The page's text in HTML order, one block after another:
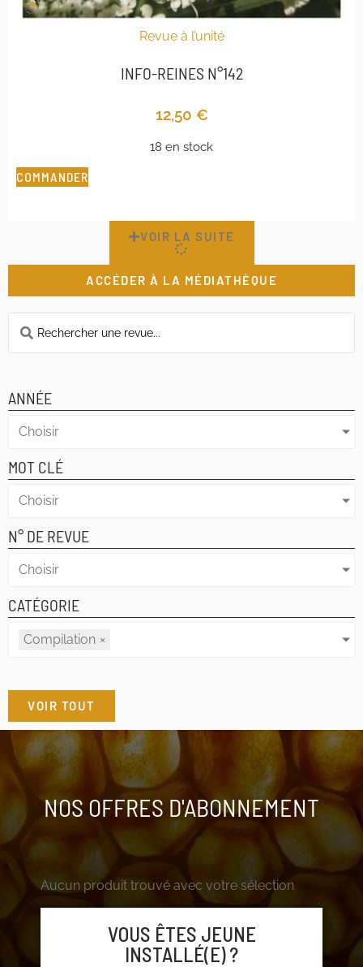
ACCÉDER À LA MÉDIATHÈQUE
ANNÉE
Choisir
MOT CLÉ
Choisir
N° DE REVUE
Choisir
CATÉGORIE
Compilation ×
VOIR TOUT
Revue à l’unité
INFO-REINES N°142
12,50 €
18 en stock
COMMANDER
VOIR LA SUITE
NOS OFFRES D'ABONNEMENT
Aucun produit trouvé avec votre sélection
VOUS ÊTES JEUNE
INSTALLÉ(E) ?